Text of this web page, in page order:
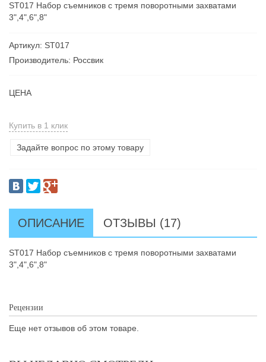
ST017 Набор съемников с тремя поворотными захватами
3",4",6",8"
Артикул: ST017
Производитель: Россвик
ЦЕНА
Купить в 1 клик
Задайте вопрос по этому товару
ОПИСАНИЕ ОТЗЫВЫ (17)
ST017 Набор съемников с тремя поворотными захватами
3",4",6",8"
Рецензии
Еще нет отзывов об этом товаре.